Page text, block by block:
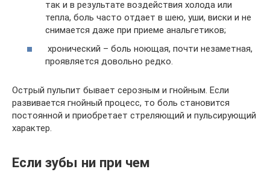
так и в результате воздействия холода или
тепла, боль часто отдает в шею, уши, виски и не
снимается даже при приеме анальгетиков;
хронический – боль ноющая, почти незаметная,
проявляется довольно редко.
Острый пульпит бывает серозным и гнойным. Если
развивается гнойный процесс, то боль становится
постоянной и приобретает стреляющий и пульсирующий
характер.
Если зубы ни при чем